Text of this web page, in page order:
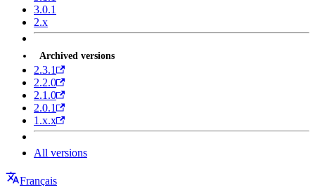
3.0.1
2.x
Archived versions
2.3.1
2.2.0
2.1.0
2.0.1
1.x.x
All versions
Français